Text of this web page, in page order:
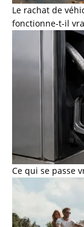
Le rachat de
fonctionne-t-il
Ce qui se passe